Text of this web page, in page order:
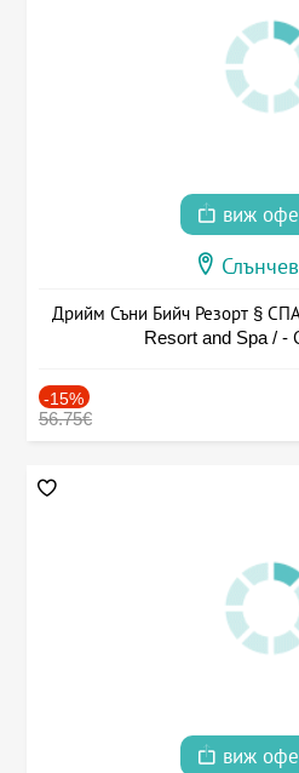
виж
Дрийм Съни Бийч Резорт §
Resort and Spa / -
-15%
56.75€
виж